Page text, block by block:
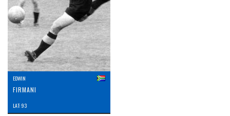
EDWIN
FIRMANI
LAT: 93